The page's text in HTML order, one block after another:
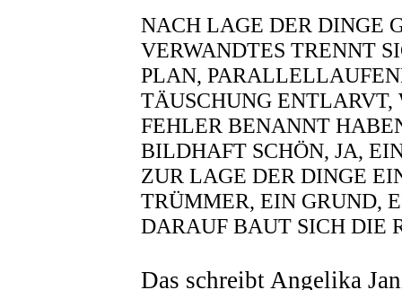
NACH LAGE DER DINGE
VERWANDTES TRENNT
PLAN,
TÄUSCHUNG ENTLARVT,
FEHLER BENANNT
BILDHAFT SCHÖN, JA,
ZUR LAGE DER DINGE
TRÜMMER, EIN GRUND,
DARAUF BAUT SICH DIE
Das schreibt Angelika